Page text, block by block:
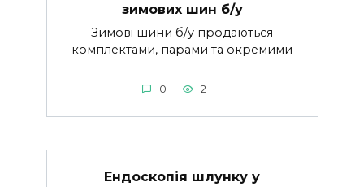
зимових шин б/у
Зимові шини б/у продаються
комплектами, парами та окремими
0 2
Ендоскопія шлунку у